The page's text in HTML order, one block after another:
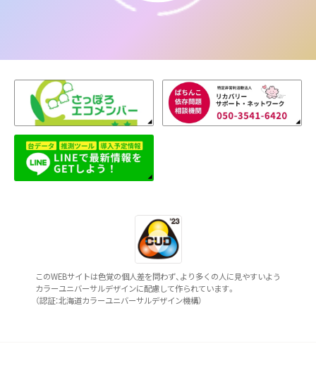
このWEBサイトは色覚の個人差を問わず、より多くの人に見やすいよう
カラーユニバーサルデザインに配慮して作られています。
（認証：北海道カラーユニバーサルデザイン機構）